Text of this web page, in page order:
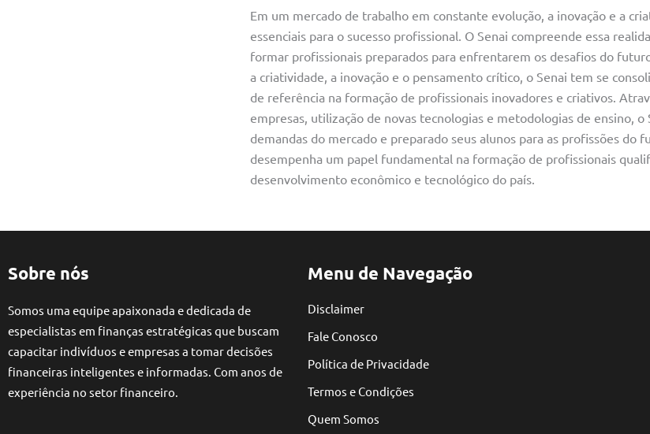
Em um mercado de trabalho em constante evolução, a inovação e a
essenciais para o sucesso profissional. O Senai compreende essa
formar profissionais preparados para enfrentarem os desafios do
a criatividade, a inovação e o pensamento crítico, o Senai tem se
de referência na formação de profissionais inovadores e criativos.
empresas, utilização de novas tecnologias e metodologias de ensino, o
demandas do mercado e preparado seus alunos para as profissões do
desempenha um papel fundamental na formação de profissionais
desenvolvimento econômico e tecnológico do país.
Sobre nós
Somos uma equipe apaixonada e dedicada de
especialistas em finanças estratégicas que buscam
capacitar indivíduos e empresas a tomar decisões
financeiras inteligentes e informadas. Com anos de
experiência no setor financeiro.
Menu de Navegação
Disclaimer
Fale Conosco
Política de Privacidade
Termos e Condições
Quem Somos